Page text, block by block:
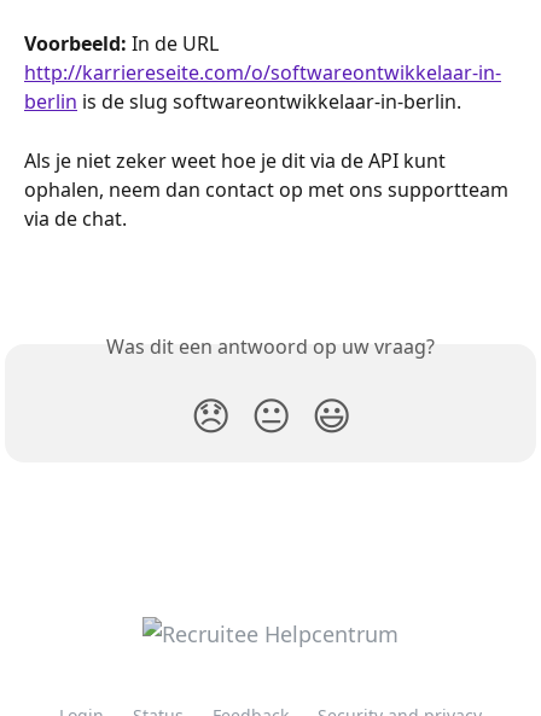
Voorbeeld: In de URL
http://karriereseite.com/o/softwareontwikkelaar-in-
berlin is de slug softwareontwikkelaar-in-berlin.
Als je niet zeker weet hoe je dit via de API kunt
ophalen, neem dan contact op met ons supportteam
via de chat.
Was dit een antwoord op uw vraag?
😞 😐 😃